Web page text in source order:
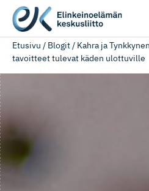
Etusivu / Blogit/ Kahra ja
tavoitteet tulevat käden ulottuville